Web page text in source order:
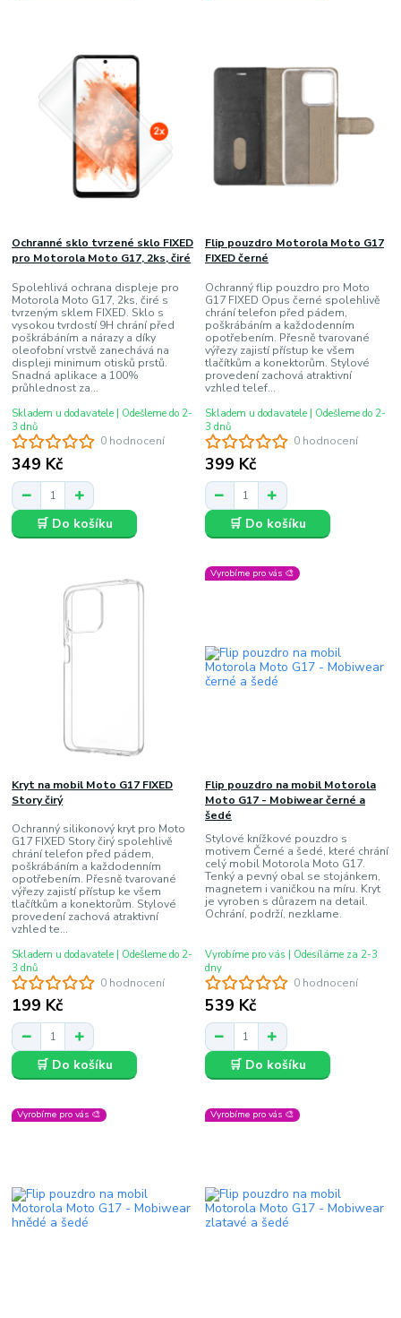
0 hodnocení
Ochranné sklo tvrzené sklo FIXED
pro Motorola Moto G17, 2ks, čiré
Spolehlivá ochrana displeje pro
Motorola Moto G17, 2ks, čiré s
tvrzeným sklem FIXED. Sklo s
vysokou tvrdostí 9H chrání před
poškrábáním a nárazy a díky
oleofobní vrstvě zanechává na
displeji minimum otisků prstů.
Snadná aplikace a 100%
průhlednost za...
349 Kč
Skladem u dodavatele | Odešleme do 2-
3 dnů
🛒 Do košíku
0 hodnocení
Flip pouzdro Motorola Moto G17
FIXED černé
Ochranný flip pouzdro pro Moto
G17 FIXED Opus černé spolehlivě
chrání telefon před pádem,
poškrábáním a každodenním
opotřebením. Přesně tvarované
výřezy zajistí přístup ke všem
tlačítkům a konektorům. Stylové
provedení zachová atraktivní
vzhled telef...
399 Kč
Skladem u dodavatele | Odešleme do 2-
3 dnů
🛒 Do košíku
0 hodnocení
Kryt na mobil Moto G17 FIXED
Story čirý
Ochranný silikonový kryt pro Moto
G17 FIXED Story čirý spolehlivě
chrání telefon před pádem,
poškrábáním a každodenním
opotřebením. Přesně tvarované
výřezy zajistí přístup ke všem
tlačítkům a konektorům. Stylové
provedení zachová atraktivní
vzhled te...
199 Kč
Skladem u dodavatele | Odešleme do 2-
3 dnů
🛒 Do košíku
Vyrobíme pro vás 🎨
0 hodnocení
Flip pouzdro na mobil Motorola
Moto G17 - Mobiwear černé a
šedé
Stylové knížkové pouzdro s
motivem Černé a šedé, které chrání
celý mobil Motorola Moto G17.
Tenký a pevný obal se stojánkem,
magnetem i vaničkou na míru. Kryt
je vyroben s důrazem na detail.
Ochrání, podrží, nezklame.
539 Kč
Vyrobíme pro vás | Odesíláme za 2-3
dny
🛒 Do košíku
Vyrobíme pro vás 🎨 Vyrobíme pro vás 🎨